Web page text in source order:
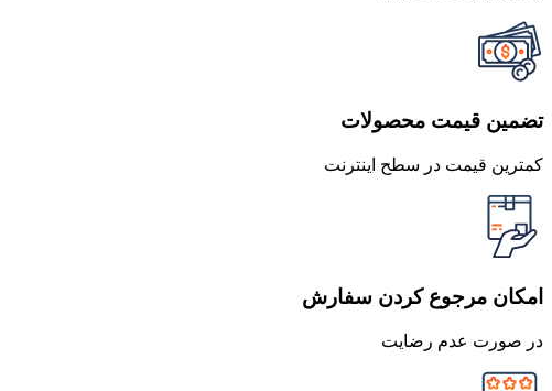
تضمین قیمت محصولات
کمترین قیمت در سطح اینترنت
امکان مرجوع کردن سفارش
در صورت عدم رضایت